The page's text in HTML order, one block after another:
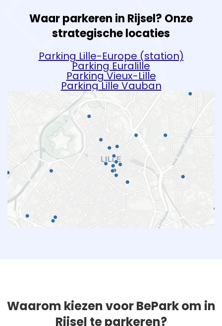
Waar parkeren in Rijsel? Onze
strategische locaties
Parking Lille-Europe (station)
Parking Euralille
Parking Vieux-Lille
Parking Lille Vauban
Waarom kiezen voor BePark om in
Rijsel te parkeren?